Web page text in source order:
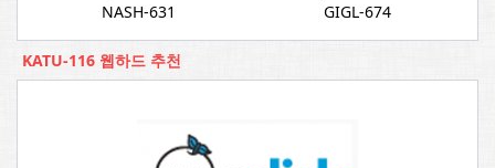
NASH-631
GIGL-674
KATU-116 웹하드 추천